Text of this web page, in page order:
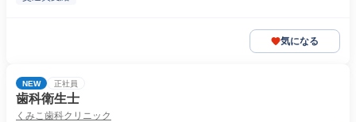
気になる
NEW 正社員
歯科衛生士
くみこ歯科クリニック